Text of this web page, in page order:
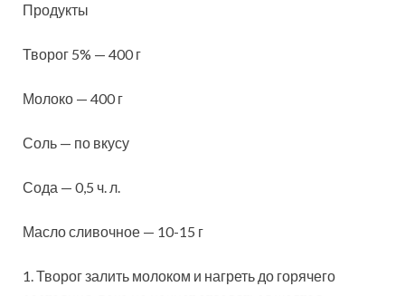
Продукты
Творог 5% — 400 г
Молоко — 400 г
Соль — по вкусу
Сода — 0,5 ч. л.
Масло сливочное — 10-15 г
1. Творог залить молоком и нагреть до горячего